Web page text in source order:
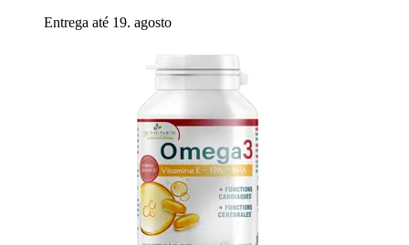
Entrega até 19. agosto